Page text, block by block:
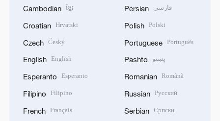
Cambodian ខ្មែរ
Croatian Hrvatski
Czech Český
English English
Esperanto Esperanto
Filipino Filipino
French Français
Persian فارسی
Polish Polski
Portuguese Português
Pashto پښتو
Romanian Română
Russian Русский
Serbian Српски